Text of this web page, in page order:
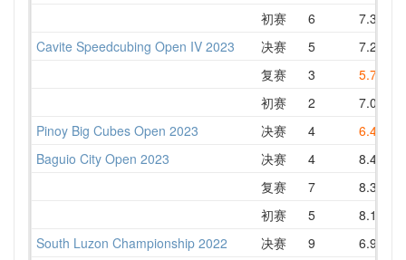
初赛
6
7.34
Cavite Speedcubing Open IV 2023
决赛 5
7.21
复赛
3
5.72
初赛
2
7.05
Pinoy Big Cubes Open 2023
决赛 4
6.49
Baguio City Open 2023
决赛 4
8.41
复赛
7
8.39
初赛
5
8.15
South Luzon Championship 2022
决赛 9
6.99